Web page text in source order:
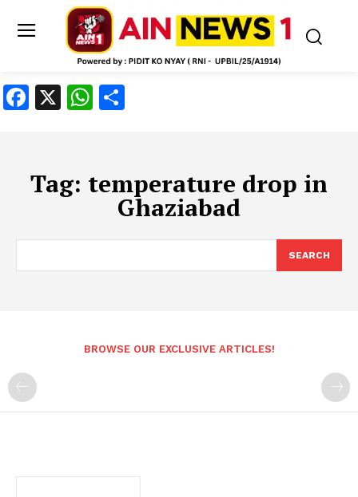
Facebook
X WhatsApp
Tag: temperature drop in
Ghaziabad
SEARCH
BROWSE OUR EXCLUSIVE ARTICLES!